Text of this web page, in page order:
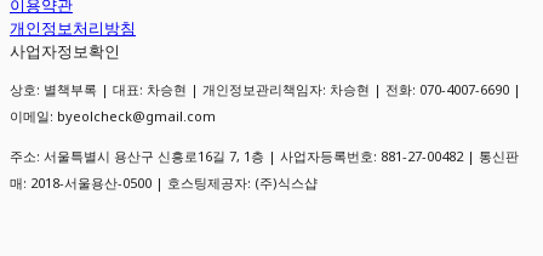
이용약관
개인정보처리방침
사업자정보확인
상호: 별책부록 | 대표: 차승현 | 개인정보관리책임자: 차승현 | 전화: 070-4007-6690 |
이메일: byeolcheck@gmail.com
주소: 서울특별시 용산구 신흥로16길 7, 1층 | 사업자등록번호: 881-27-00482 | 통신판
매: 2018-서울용산-0500 | 호스팅제공자: (주)식스샵